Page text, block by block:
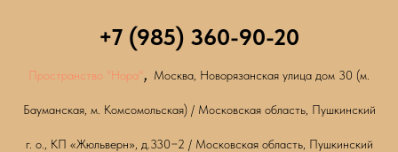
+7 (985) 360-90-20
Пространство "Нора", Москва, Новорязанская улица дом 30 (м.
Бауманская, м. Комсомольская) / Московская область, Пушкинский
г. о., КП «Жюльверн», д.330−2 / Московская область, Пушкинский